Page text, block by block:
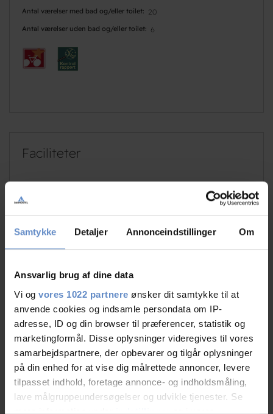
Samtykke Detaljer Annonceindstillinger Om
Ansvarlig brug af dine data
Vi og vores 1022 partnere ønsker dit samtykke til at
anvende cookies og indsamle persondata om IP-
adresse, ID og din browser til præferencer, statistik og
marketingformål. Disse oplysninger videregives til vores
samarbejdspartnere, der opbevarer og tilgår oplysninger
på din enhed for at vise dig målrettede annoncer, levere
tilpasset indhold, foretage annonce- og indholdsmåling,
lave målgruppeundersøgelser og udvikle tjenester. Se
mere information underindstillingerog i vores
Antal værelser med bad og/eller toilet 20
Antal værelser uden bad og/eller toilet 6
Faciliteter
Gratis parkering
RATINGS
9,16